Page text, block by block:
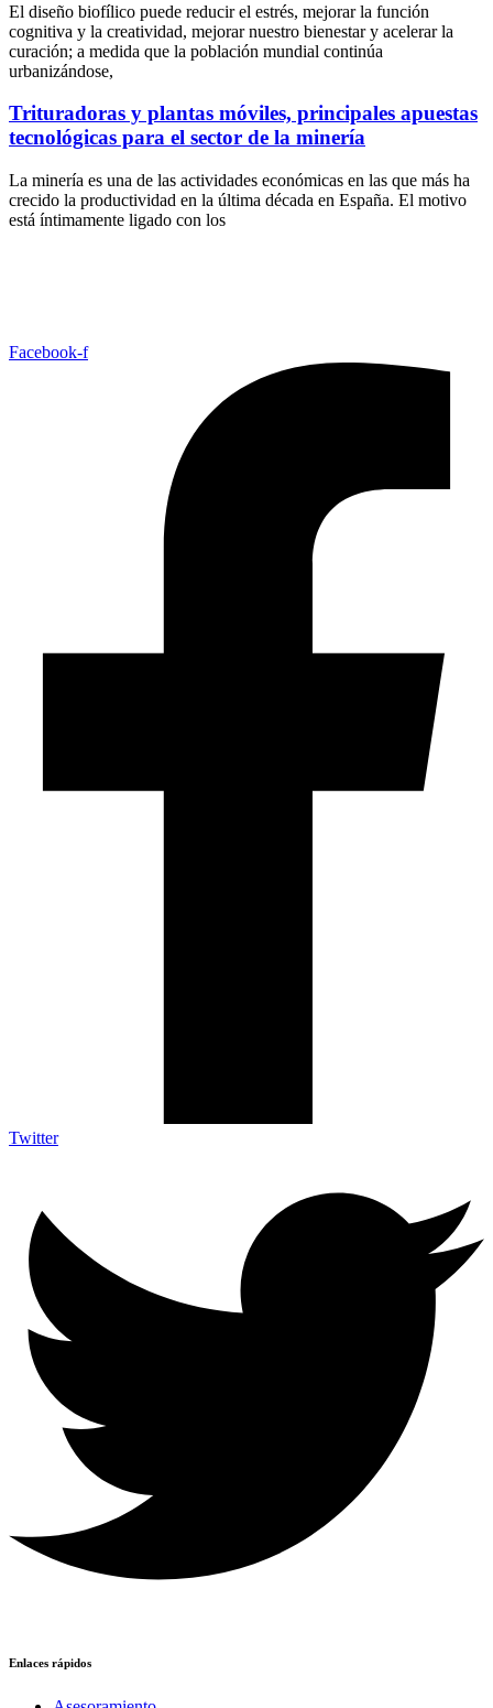
El diseño biofílico puede reducir el estrés, mejorar la función
cognitiva y la creatividad, mejorar nuestro bienestar y acelerar la
curación; a medida que la población mundial continúa
urbanizándose,
Trituradoras y plantas móviles, principales apuestas
tecnológicas para el sector de la minería
La minería es una de las actividades económicas en las que más ha
crecido la productividad en la última década en España. El motivo
está íntimamente ligado con los
Facebook-f
Twitter
Enlaces rápidos